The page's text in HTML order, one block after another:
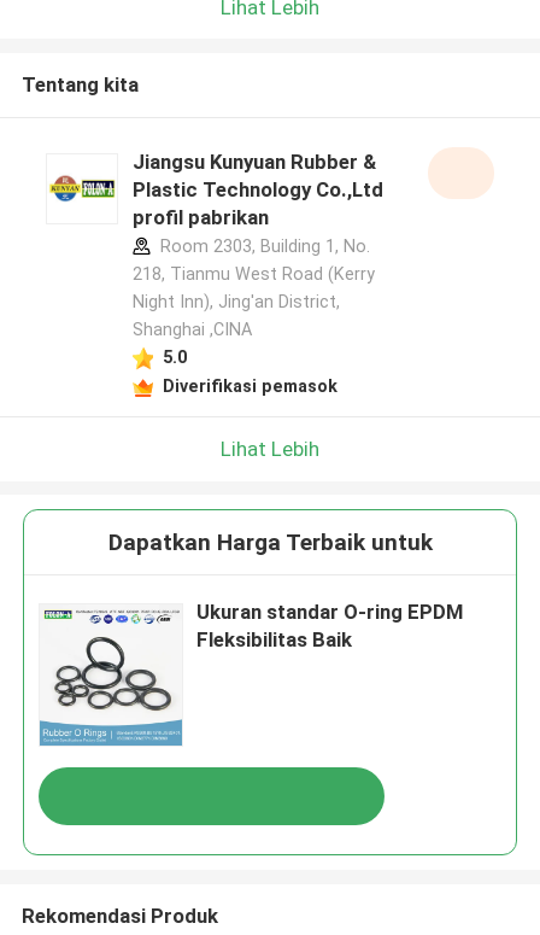
Lihat Lebih
Tentang kita
Jiangsu Kunyuan Rubber &
Plastic Technology Co.,Ltd
profil pabrikan
Room 2303, Building 1, No.
218, Tianmu West Road (Kerry
Night Inn), Jing'an District,
Shanghai ,CINA
5.0
Diverifikasi pemasok
Lihat Lebih
Dapatkan Harga Terbaik untuk
Ukuran standar O-ring EPDM
Fleksibilitas Baik
Rekomendasi Produk